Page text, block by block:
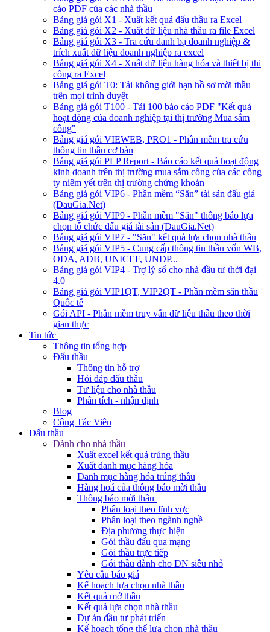
cáo PDF của các nhà thầu
Bảng giá gói X1 - Xuất kết quả đấu thầu ra Excel
Bảng giá gói X2 - Xuất dữ liệu nhà thầu ra file Excel
Bảng giá gói X3 - Tra cứu danh bạ doanh nghiệp &
trích xuất dữ liệu doanh nghiệp ra excel
Bảng giá gói X4 - Xuất dữ liệu hàng hóa và thiết bị thi
công ra Excel
Bảng giá gói T0: Tải không giới hạn hồ sơ mời thầu
trên mọi trình duyệt
Bảng giá gói T100 - Tải 100 báo cáo PDF "Kết quả
hoạt động của doanh nghiệp tại thị trường Mua sắm
công"
Bảng giá gói VIEWEB, PRO1 - Phần mềm tra cứu
thông tin thầu cơ bản
Bảng giá gói PLP Report - Báo cáo kết quả hoạt động
kinh doanh trên thị trường mua sắm công của các công
ty niêm yết trên thị trường chứng khoán
Bảng giá gói VIP6 - Phần mềm “Săn” tài sản đấu giá
(DauGia.Net)
Bảng giá gói VIP9 - Phần mềm "Săn" thông báo lựa
chọn tổ chức đấu giá tài sản (DauGia.Net)
Bảng giá gói VIP7 - "Săn" kết quả lựa chọn nhà thầu
Bảng giá gói VIP5 - Cung cấp thông tin thầu vốn WB,
ODA, ADB, UNICEF, UNDP...
Bảng giá gói VIP4 - Trợ lý số cho nhà đầu tư thời đại
4.0
Bảng giá gói VIP1QT, VIP2QT - Phần mềm săn thầu
Quốc tế
Gói API - Phần mềm truy vấn dữ liệu thầu theo thời
gian thực
Tin tức
Thông tin tổng hợp
Đấu thầu
Thông tin hỗ trợ
Hỏi đáp đấu thầu
Tư liệu cho nhà thầu
Phân tích - nhận định
Blog
Cộng Tác Viên
Đấu thầu
Dành cho nhà thầu
Xuất excel kết quả trúng thầu
Xuất danh mục hàng hóa
Danh mục hàng hóa trúng thầu
Hàng hoá của thông báo mời thầu
Thông báo mời thầu
Phân loại theo lĩnh vực
Phân loại theo ngành nghề
Địa phương thực hiện
Gói thầu đấu qua mạng
Gói thầu trực tiếp
Gói thầu dành cho DN siêu nhỏ
Yêu cầu báo giá
Kế hoạch lựa chọn nhà thầu
Kết quả mở thầu
Kết quả lựa chọn nhà thầu
Dự án đầu tư phát triển
Kế hoạch tổng thể lựa chọn nhà thầu